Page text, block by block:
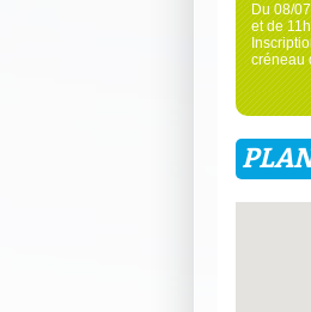
Du 08/
et de
créneau